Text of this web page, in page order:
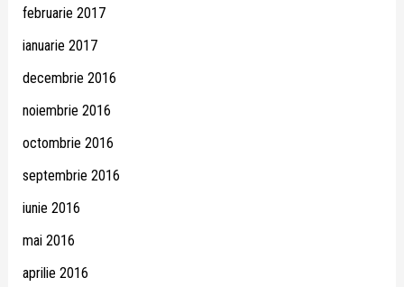
februarie 2017
ianuarie 2017
decembrie 2016
noiembrie 2016
octombrie 2016
septembrie 2016
iunie 2016
mai 2016
aprilie 2016